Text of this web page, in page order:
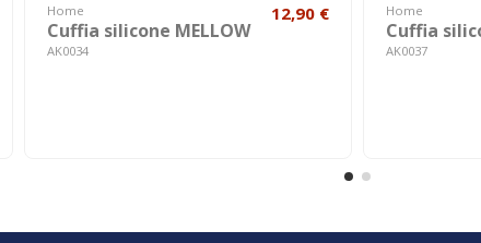
Home
Cuffia silicone MELLOW
AK0034
12,90 € Home
Cuffia
AK0037